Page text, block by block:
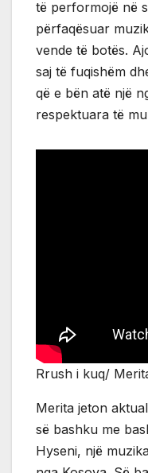
të performojë në
përfaqësuar
vende të botës.
saj të fuqishëm
që e bën atë një
respektuara të
Rrush i kuq/
Merita jeton
së bashku me
Hyseni, një